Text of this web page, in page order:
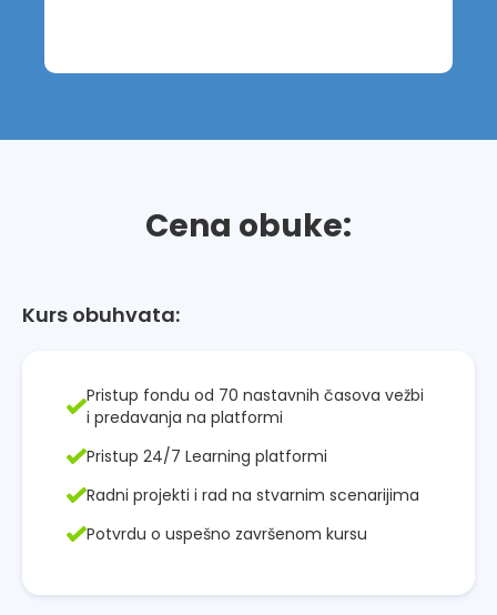
Cena obuke:
Kurs obuhvata:
Pristup fondu od 70 nastavnih časova vežbi
i predavanja na platformi
Pristup 24/7 Learning platformi
Radni projekti i rad na stvarnim scenarijima
Potvrdu o uspešno završenom kursu